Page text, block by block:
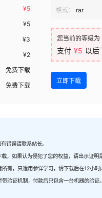
¥5
¥5
¥3
¥2
免费下载
免费下载
格式： rar
您当前的等级为
支付 ¥5 以后
立即下载
错误请联系站长。
，如果认为侵犯了您的权益，请出示证明
有，只适用参详学习，请下载后在12小时
验证机制，付款后只包含一台机器的验证